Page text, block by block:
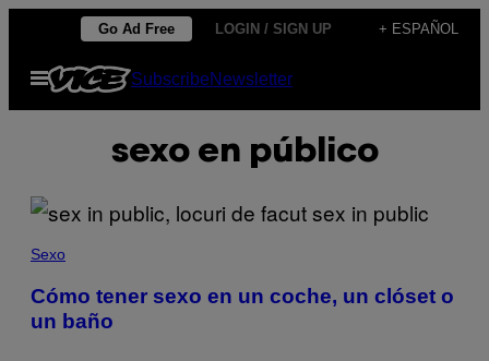
contenido
Go Ad Free LOGIN / SIGN UP + ESPAÑOL
Abrir
Menú
SubscribeNewsletter
sexo en público
Sexo
Cómo tener sexo en un coche, un clóset o
un baño